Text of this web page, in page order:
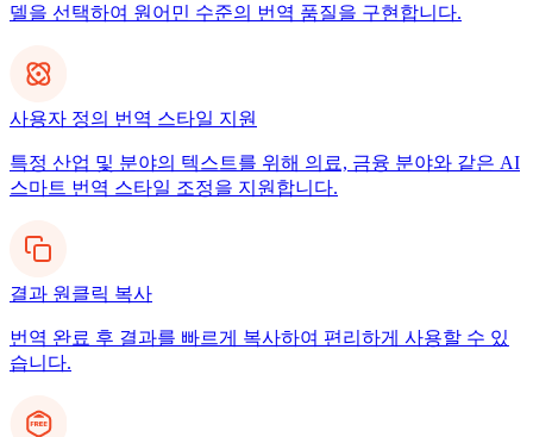
델을 선택하여 원어민 수준의 번역 품질을 구현합니다.
사용자 정의 번역 스타일 지원
특정 산업 및 분야의 텍스트를 위해 의료, 금융 분야와 같은 AI
스마트 번역 스타일 조정을 지원합니다.
결과 원클릭 복사
번역 완료 후 결과를 빠르게 복사하여 편리하게 사용할 수 있
습니다.